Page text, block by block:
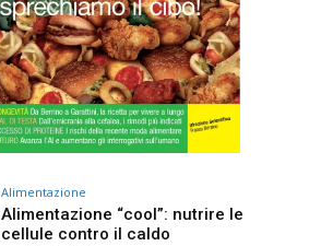
Alimentazione
Alimentazione “cool”: nutrire le
cellule contro il caldo